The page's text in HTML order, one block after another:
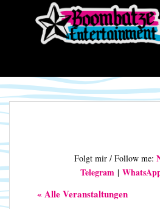
o
m
a
c
t
e
Folgt mir / Follow me:
Telegram|
« Alle Veranstaltungen